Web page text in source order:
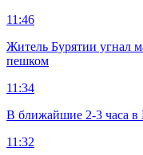
11:46
Житель Бурятии угнал
пешком
11:34
В ближайшие 2-3 часа в
11:32